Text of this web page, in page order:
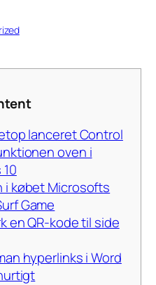
lanceret Control
oven i
i købet Microsofts
Game
en QR-kode til side
hyperlinks i Word